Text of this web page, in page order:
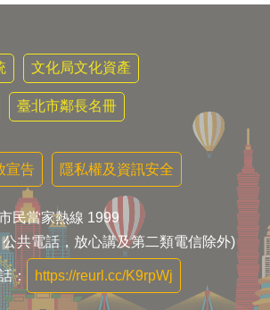
文化局文化資產
臺北市鄰長名冊
宣告 隱私權及資訊安全
民當家熱線 1999
共電話，放心講及第二類電信除外)
： https://reurl.cc/K9rpWj